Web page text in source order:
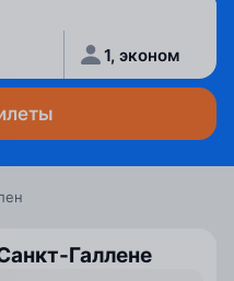
1, эконом
Галлене